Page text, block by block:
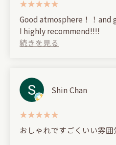
It's shisha, but it's delicious.
They make it very carefully
They frequently change
the smoke level.
Apparently they accept
early hours! It seems like
groups of around 20 people.
Good atmosphere！！and
I highly recommend!!!!
Shin Chan
おしゃれですごくいい雰囲